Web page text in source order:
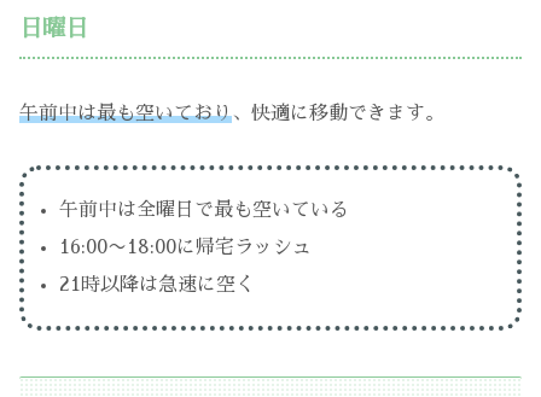
日曜日
午前中は最も空いており、快適に移動できます。
午前中は全曜日で最も空いている
16:00〜18:00に帰宅ラッシュ
21時以降は急速に空く